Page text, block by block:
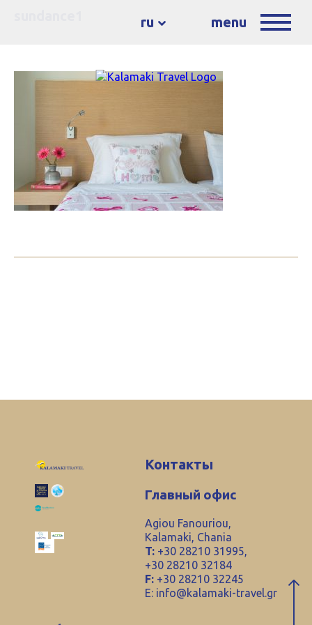
ru menu
Контакты
Главный офис
Agiou Fanouriou,
Kalamaki, Chania
T: +30 28210 31995,
+30 28210 32184
F: +30 28210 32245
E: info@kalamaki-travel.gr